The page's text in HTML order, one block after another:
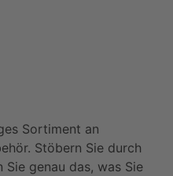
Sortiment an
Stöbern Sie durch
genau das, was Sie